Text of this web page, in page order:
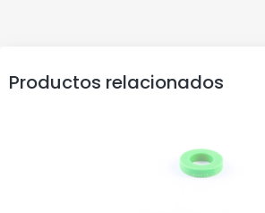
Productos relacionados